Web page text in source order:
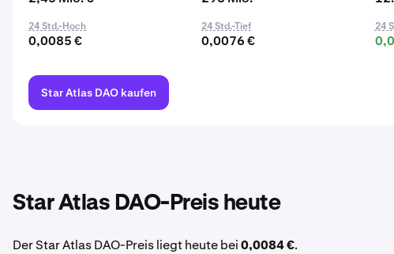
24 Std.-Hoch
0,0085 €
24 Std.-Tief
0,0076 €
24
Star Atlas DAO kaufen
Star Atlas DAO-Preis heute
Der Star Atlas DAO-Preis liegt heute bei0,0084 €.